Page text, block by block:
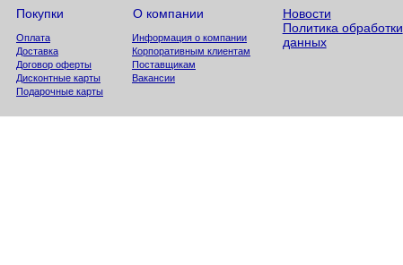
Покупки
Оплата
Доставка
Договор оферты
Дисконтные карты
Подарочные карты
О компании
Информация о компании
Корпоративным клиентам
Поставщикам
Вакансии
Новости
Политика обработки
данных